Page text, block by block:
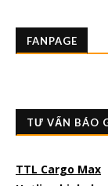
FANPAGE
TƯ VẤN BÁO
TTL Cargo Max